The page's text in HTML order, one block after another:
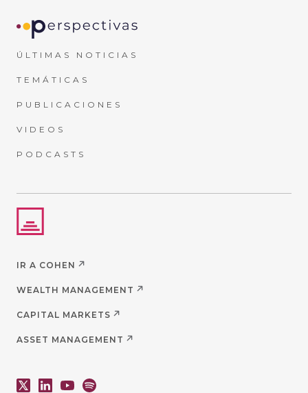
ÚLTIMAS NOTICIAS
TEMÁTICAS
PUBLICACIONES
VIDEOS
PODCASTS
IR A COHEN
WEALTH MANAGEMENT
CAPITAL MARKETS
ASSET MANAGEMENT